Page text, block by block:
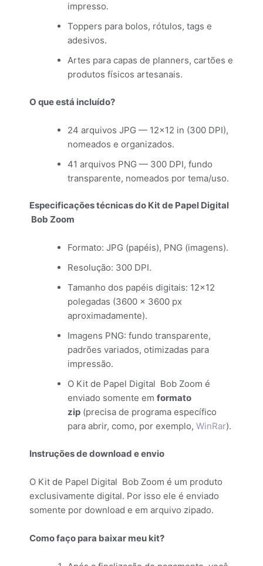
impresso.
Toppers para bolos, rótulos, tags e
adesivos.
Artes para capas de planners, cartões e
produtos físicos artesanais.
O que está incluído?
24 arquivos JPG — 12×12 in (300 DPI),
nomeados e organizados.
41 arquivos PNG — 300 DPI, fundo
transparente, nomeados por tema/uso.
Especificações técnicas do Kit de Papel Digital
Bob Zoom
Formato: JPG (papéis), PNG (imagens).
Resolução: 300 DPI.
Tamanho dos papéis digitais: 12×12
polegadas (3600 × 3600 px
aproximadamente).
Imagens PNG: fundo transparente,
padrões variados, otimizadas para
impressão.
O Kit de Papel Digital Bob Zoom é
enviado somente em formato
zip (precisa de programa específico
para abrir, como, por exemplo, WinRar).
Instruções de download e envio
O Kit de Papel Digital Bob Zoom é um produto
exclusivamente digital. Por isso ele é enviado
somente por download e em arquivo zipado.
Como faço para baixar meu kit?